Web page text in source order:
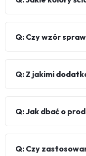
Q: Czy wzór
Q: Z jakimi
Q: Jak dbać o
Q: Czy